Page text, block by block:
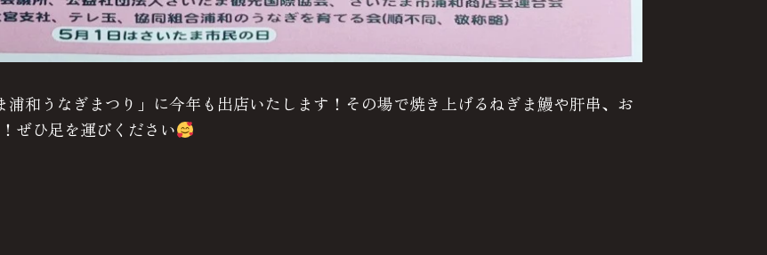
和うなぎまつり」に今年も出店いたします！その場で焼き上げるねぎま鰻や肝串、お
ぜひ足を運びください